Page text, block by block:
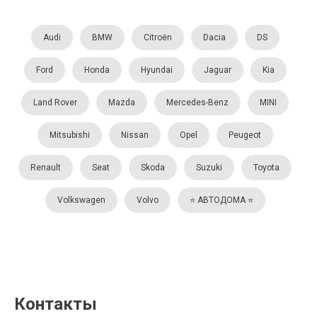
Audi BMW Citroën Dacia DS
Ford Honda Hyundai Jaguar Kia
Land Rover Mazda Mercedes-Benz MINI
Mitsubishi Nissan Opel Peugeot
Renault Seat Skoda Suzuki Toyota
Volkswagen Volvo ⭐️ АВТОДОМА ⭐️
Контакты